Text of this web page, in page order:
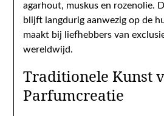
agarhout, muskus en rozenolie.
blijft langdurig aanwezig op de
maakt bij liefhebbers van
wereldwijd.
Traditionele Kunst
Parfumcreatie